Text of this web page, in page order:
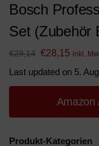
Bosch
Set (Zubehör
€29,14 €28,15 inkl.
Last updated on 5.
Amazon
Produkt-Kategorien